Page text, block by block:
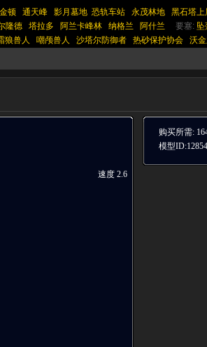
顿 通天峰 影月墓地 恐轨车站 永茂林地 黑石塔上
隆德 塔拉多 阿兰卡峰林 纳格兰 阿什兰 要塞: 坠
狼兽人 嘲颅兽人 沙塔尔防御者 热砂保护协会 沃
速度 2.6
购买所需:
模型